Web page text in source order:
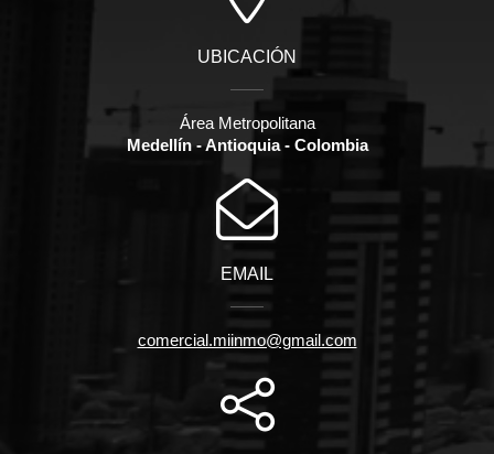
UBICACIÓN
Área Metropolitana
Medellín - Antioquia - Colombia
EMAIL
comercial.miinmo@gmail.com